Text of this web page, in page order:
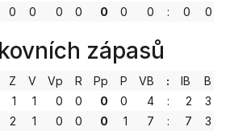
0 0 0 0 0 0 0 : 0 0
zápasů
Z V Vp R Pp P VB : IB B
1 1 0 0 0 0 4 : 2 3
2 1 0 0 0 1 7 : 7
3